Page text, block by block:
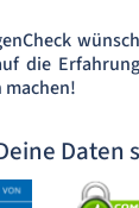
die
machen!
Daten